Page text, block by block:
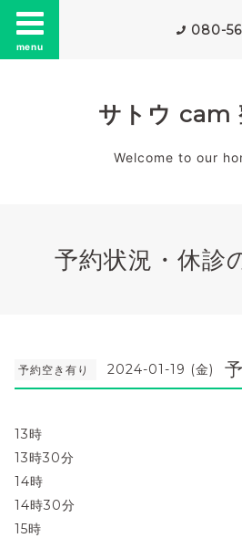
menu
080-
サトウ cam
Welcome to our
予約状況・休診
予約空き有り 2024-01-19 (金)
13時
13時30分
14時
14時30分
15時